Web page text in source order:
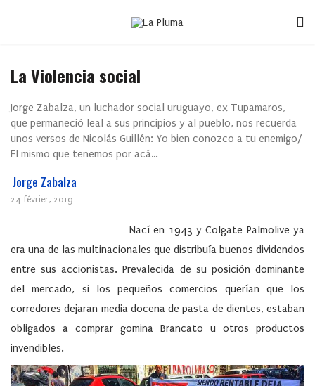
La Violencia social
Jorge Zabalza, un luchador social uruguayo, ex Tupamaros,
que permaneció leal a sus principios y al pueblo, nos recuerda
unos versos de Nicolás Guillén: Yo bien conozco a tu enemigo/
El mismo que tenemos por acá…
Jorge Zabalza
24 février, 2019
Nací en 1943 y Colgate Palmolive ya
era una de las multinacionales que distribuía buenos dividendos
entre sus accionistas. Prevalecida de su posición dominante
del mercado, si los pequeños comercios querían que los
corredores dejaran media docena de pasta de dientes, estaban
obligados a comprar gomina Brancato u otros productos
invendibles.